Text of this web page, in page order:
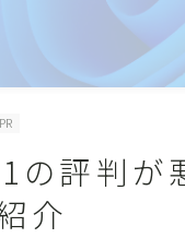
PR
評判が
介